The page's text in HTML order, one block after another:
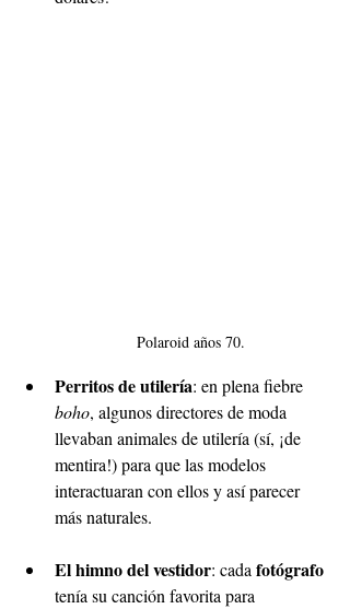
Polaroid años 70.
Perritos de utilería: en plena fiebre
boho, algunos directores de moda
llevaban animales de utilería (sí, ¡de
mentira!) para que las modelos
interactuaran con ellos y así parecer
más naturales.
El himno del vestidor: cada fotógrafo
tenía su canción favorita para